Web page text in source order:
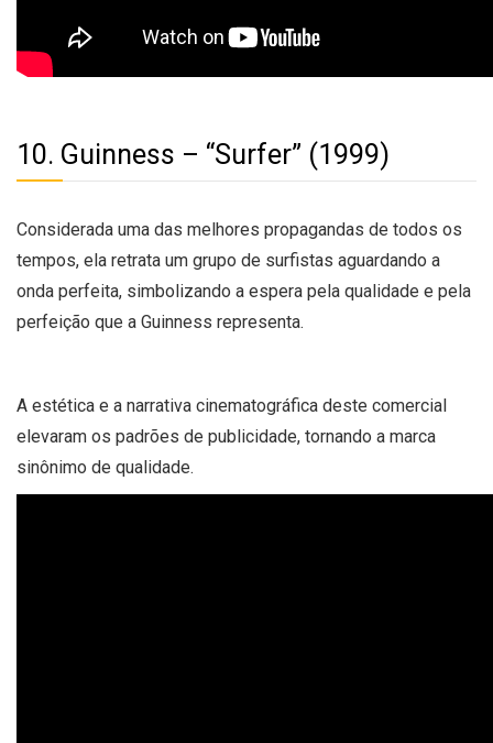
10. Guinness – “Surfer” (1999)
Considerada uma das melhores propagandas de todos os
tempos, ela retrata um grupo de surfistas aguardando a
onda perfeita, simbolizando a espera pela qualidade e pela
perfeição que a Guinness representa.
A estética e a narrativa cinematográfica deste comercial
elevaram os padrões de publicidade, tornando a marca
sinônimo de qualidade.